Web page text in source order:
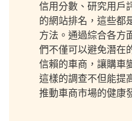
信用分數、研究用戶
的網站排名，這些都
方法。通過綜合各方
們不僅可以避免潛在
信賴的車商，讓購車
這樣的調查不但能提
推動車商市場的健康